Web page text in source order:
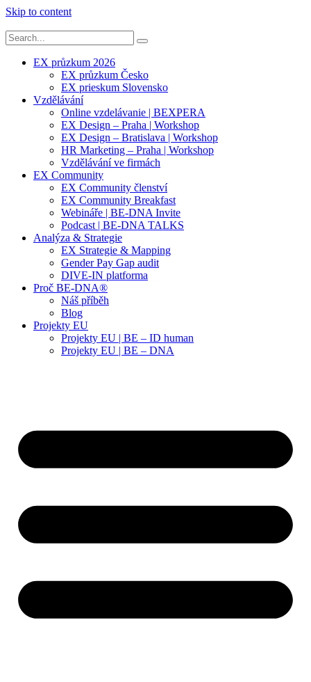
Skip to content
EX průzkum 2026
EX průzkum Česko
EX prieskum Slovensko
Vzdělávání
Online vzdelávanie | BEXPERA
EX Design – Praha | Workshop
EX Design – Bratislava | Workshop
HR Marketing – Praha | Workshop
Vzdělávání ve firmách
EX Community
EX Community členství
EX Community Breakfast
Webináře | BE-DNA Invite
Podcast | BE-DNA TALKS
Analýza & Strategie
EX Strategie & Mapping
Gender Pay Gap audit
DIVE-IN platforma
Proč BE-DNA®
Náš příběh
Blog
Projekty EU
Projekty EU | BE – ID human
Projekty EU | BE – DNA